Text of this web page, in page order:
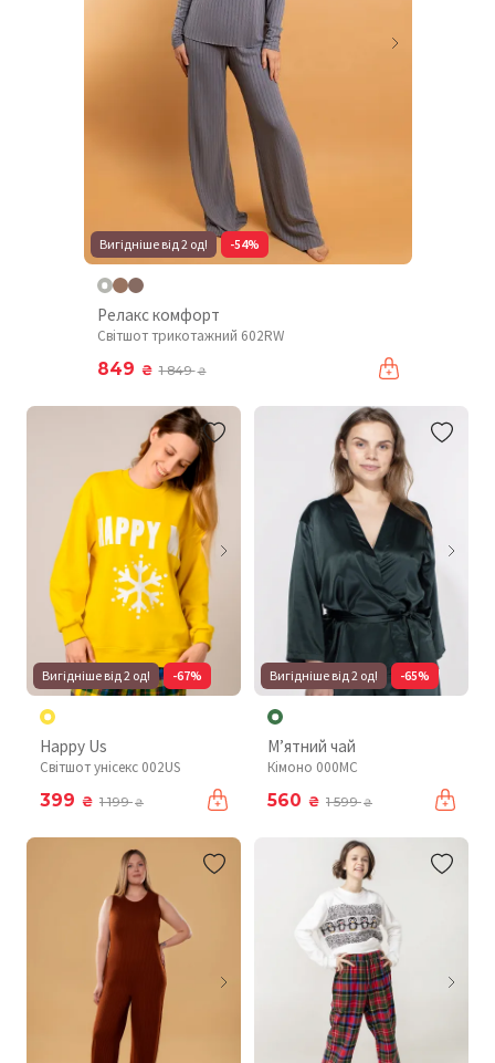
Вигідніше від 2 од! -54%
Релакс комфорт
Світшот трикотажний 602RW
849 ₴ 1 849₴
Вигідніше від 2 од! -67%
Happy Us
Світшот унісекс 002US
399 ₴ 1 199₴
Вигідніше від 2 од! -65%
М’ятний чай
Кімоно 000MC
560 ₴ 1 599₴